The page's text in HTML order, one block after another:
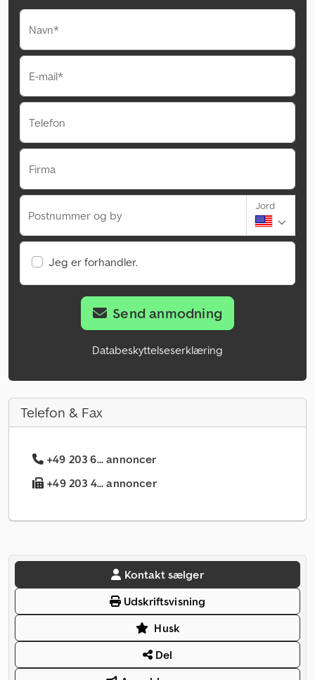
Navn*
E-mail*
Telefon
Firma
Postnummer og by
Jord
Jeg er forhandler.
Send anmodning
Databeskyttelseserklæring
Telefon & Fax
+49 203 6... annoncer
+49 203 4... annoncer
Kontakt sælger
Udskriftsvisning
Husk
Del